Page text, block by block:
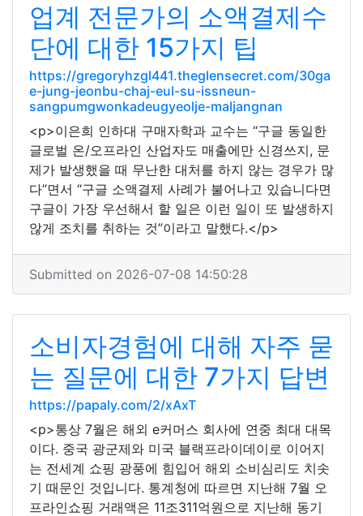
업계 전문가의 소액결제수
단에 대한 15가지 팁
https://gregoryhzgl441.theglensecret.com/30ga
e-jung-jeonbu-chaj-eul-su-issneun-
sangpumgwonkadeugyeolje-maljangnan
<p>이은희 인하대 구매자학과 교수는 “구글 동일한
글로벌 온/오프라인 산업자도 매출에만 신경쓰지, 문
제가 발생했을 때 무난한 대처를 하지 않는 경우가 많
다”면서 “구글 소액결제 사례가 불어나고 있습니다면
구글이 가장 우선해서 할 일은 이런 일이 또 발생하지
않게 조치를 취하는 것”이라고 말했다.</p>
Submitted on 2026-07-08 14:50:28
소비자경험에 대해 자주 묻
는 질문에 대한 7가지 답변
https://papaly.com/2/xAxT
<p>통상 7월은 해외 e커머스 회사에 연중 최대 대목
이다. 중국 광군제와 미국 블랙프라이데이로 이어지
는 전세계 쇼핑 광풍에 힘입어 해외 소비심리도 치솟
기 때문인 것입니다. 통계청에 따르면 지난해 7월 오
프라인쇼핑 거래액은 11조311억원으로 지난해 동기